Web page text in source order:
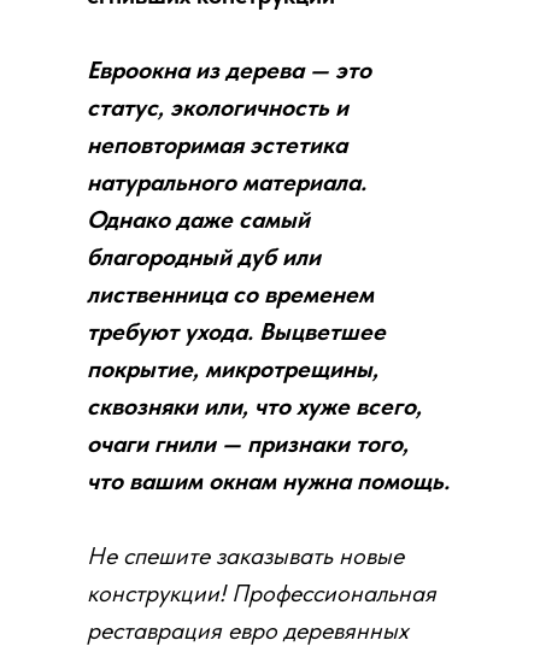
Евроокна из дерева — это
статус, экологичность и
неповторимая эстетика
натурального материала.
Однако даже самый
благородный дуб или
лиственница со временем
требуют ухода. Выцветшее
покрытие, микротрещины,
сквозняки или, что хуже всего,
очаги гнили — признаки того,
что вашим окнам нужна помощь.
Не спешите заказывать новые
конструкции! Профессиональная
реставрация евро деревянных